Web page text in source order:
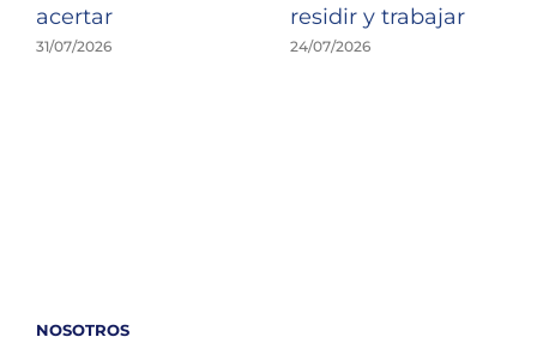
acertar
31/07/2026
residir y trabajar
24/07/2026
NOSOTROS